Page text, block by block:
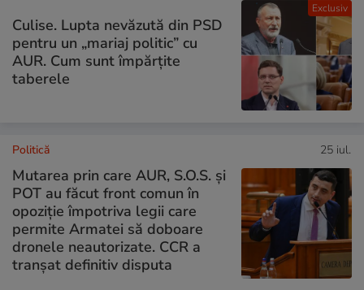
Exclusiv
Culise. Lupta nevăzută din PSD
pentru un „mariaj politic” cu
AUR. Cum sunt împărțite
taberele
Politică 25 iul.
Mutarea prin care AUR, S.O.S. și
POT au făcut front comun în
opoziție împotriva legii care
permite Armatei să doboare
dronele neautorizate. CCR a
tranșat definitiv disputa